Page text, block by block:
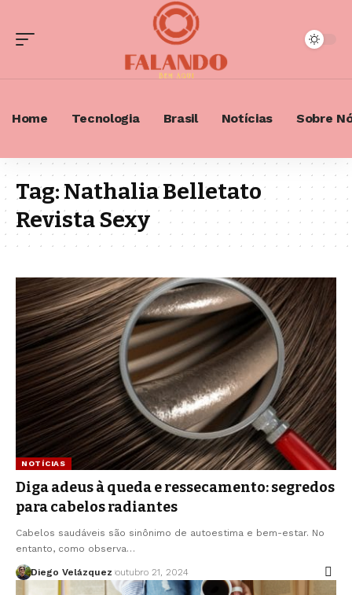
Home Tecnologia Brasil Notícias Sobre
Tag:Nathalia Belletato
Revista Sexy
NOTÍCIAS
Diga adeus à queda e ressecamento: segredos
para cabelos radiantes
Cabelos saudáveis são sinônimo de autoestima e bem-estar. No
entanto, como observa…
Diego Velázquez outubro 21, 2024